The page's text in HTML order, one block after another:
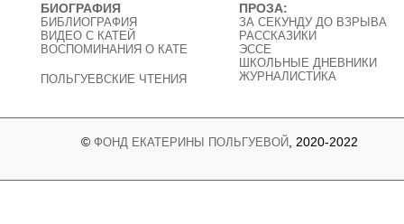
БИОГРАФИЯ
БИБЛИОГРАФИЯ
ВИДЕО C КАТЕЙ
ВОСПОМИНАНИЯ О КАТЕ
ПОЛЬГУЕВСКИЕ ЧТЕНИЯ
ПРОЗА:
ЗА СЕКУНДУ ДО ВЗРЫВА
РАССКАЗИКИ
ЭССЕ
ШКОЛЬНЫЕ ДНЕВНИКИ
ЖУРНАЛИСТИКА
© ФОНД ЕКАТЕРИНЫ ПОЛЬГУЕВОЙ , 2020-2022